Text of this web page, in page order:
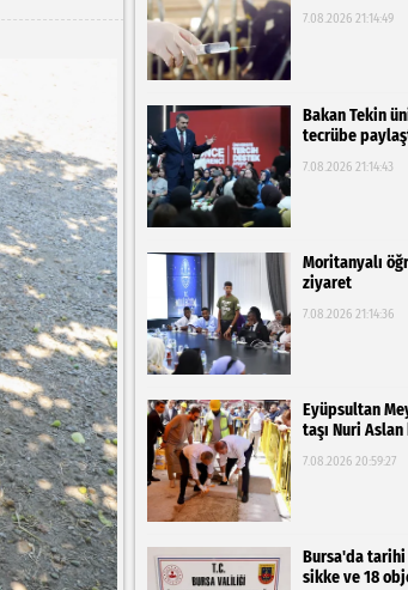
7.08.2026 21:14:49
Bakan Tekin
tecrübe
7.08.2026 21:14:43
Moritanyalı
ziyaret
7.08.2026 21:14:36
Eyüpsultan
taşı Nuri
7.08.2026 20:59:27
Bursa'da tarihi
sikke ve 18